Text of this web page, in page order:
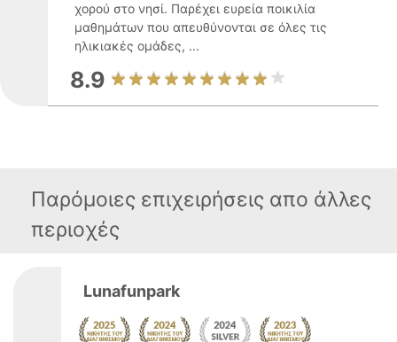
χορού στο νησί. Παρέχει ευρεία ποικιλία
μαθημάτων που απευθύνονται σε όλες τις
ηλικιακές ομάδες, ...
8.9
Παρόμοιες επιχειρήσεις απο άλλες
περιοχές
Lunafunpark